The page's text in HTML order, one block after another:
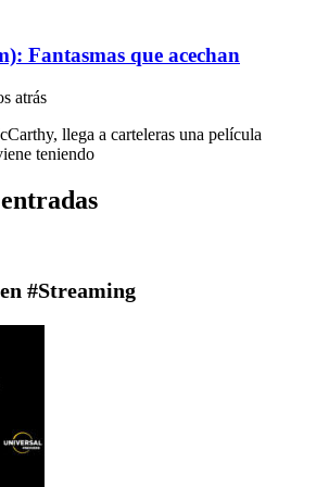
Fantasmas que acechan
atrás
llega a carteleras una película
teniendo
#Streaming